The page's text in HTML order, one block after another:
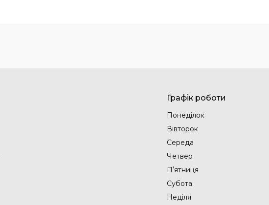
Графік роботи
Понеділок
Вівторок
Середа
Четвер
Пʼятниця
Субота
Неділя